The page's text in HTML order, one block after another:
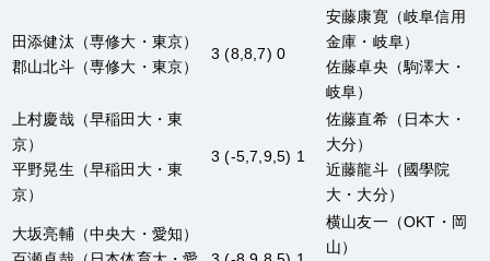
田添健汰 （専修大・東京）
郡山北斗（専修大・東京）
3 (8,8,7) 0
安藤康寛（岐阜信用
金庫・岐阜）
佐藤卓央 （駒澤大・
岐阜）
上村慶哉（早稲田大・東
京）
平野晃生 （早稲田大・東
京）
3 (-5,7,9,5) 1
佐藤直希（日本大・
大分）
近藤龍斗（國學院
大・大分）
大坂亮輔（中央大・愛知）
横山友一（OKT・岡
山）